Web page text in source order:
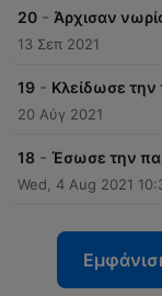
20 - Άρχισαν
13 Σεπ 2021
19 - Κλείδωσε
20 Αύγ 2021
18 - Έσωσε την
Wed, 4 Aug 2021